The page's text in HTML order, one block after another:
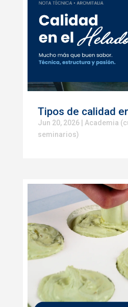
Tipos de calidad
Jun 20, 2026| Academia
seminarios)